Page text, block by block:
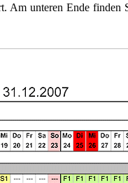
Am unteren Ende